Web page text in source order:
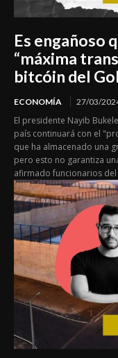
Es engañoso
“máxima
bitcóin del
ECONOMÍA 27/03/
El presidente Nayib
país continuará con el
que ha almacenado una
pero esto no garantiza
afirmado funcionarios